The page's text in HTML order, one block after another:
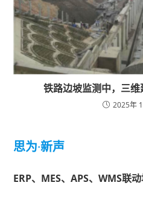
铁路边坡监测中，三维
2025年
思为·新声
ERP、MES、APS、WMS联